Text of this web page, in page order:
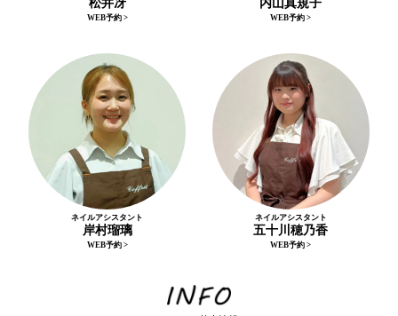
松井冴
WEB予約 >
内山真規子
WEB予約 >
ネイルアシスタント
岸村瑠璃
WEB予約 >
ネイルアシスタント
五十川穂乃香
WEB予約 >